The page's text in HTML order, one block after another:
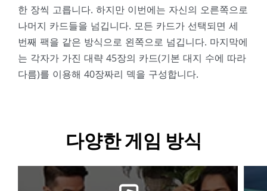
한 장씩 고릅니다. 하지만 이번에는 자신의 오른쪽으로
나머지 카드들을 넘깁니다. 모든 카드가 선택되면 세
번째 팩을 같은 방식으로 왼쪽으로 넘깁니다. 마지막에
는 각자가 가진 대략 45장의 카드(기본 대지 수에 따라
다름)를 이용해 40장짜리 덱을 구성합니다.
다양한 게임 방식